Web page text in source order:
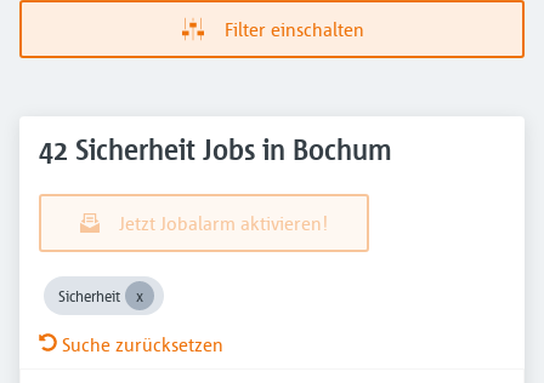
Filter einschalten
42 Sicherheit Jobs in Bochum
Jetzt Jobalarm aktivieren!
Sicherheit
Suche zurücksetzen